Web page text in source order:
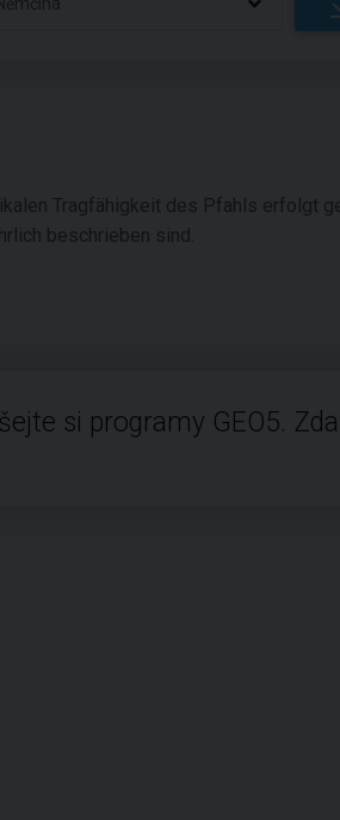
Tragfähigkeit des Pfahls erfolgt
beschrieben sind.
si programy GEO5.